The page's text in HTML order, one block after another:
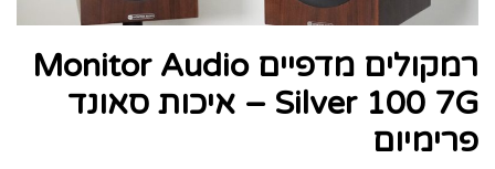
רמקולים מדפיים Monitor Audio
Silver 100 7G – איכות סאונד
פרימיום